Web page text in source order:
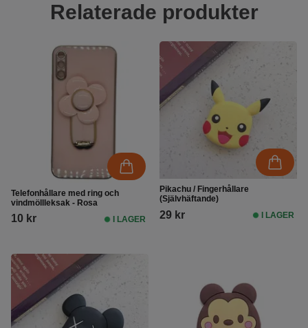
Relaterade produkter
Telefonhållare med ring och
vindmöllleksak - Rosa
10 kr I LAGER
Pikachu / Fingerhållare
(Självhäftande)
29 kr I LAGER